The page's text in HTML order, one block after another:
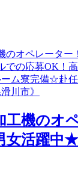
工機のオ
女活躍中